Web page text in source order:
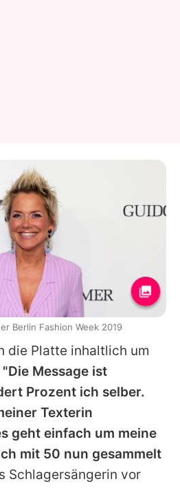
die Platte inhaltlich um
"Die Message ist
Prozent ich selber.
Texterin
geht einfach um meine
mit 50 nun gesammelt
Schlagersängerin vor
Berlin Fashion Week 2019